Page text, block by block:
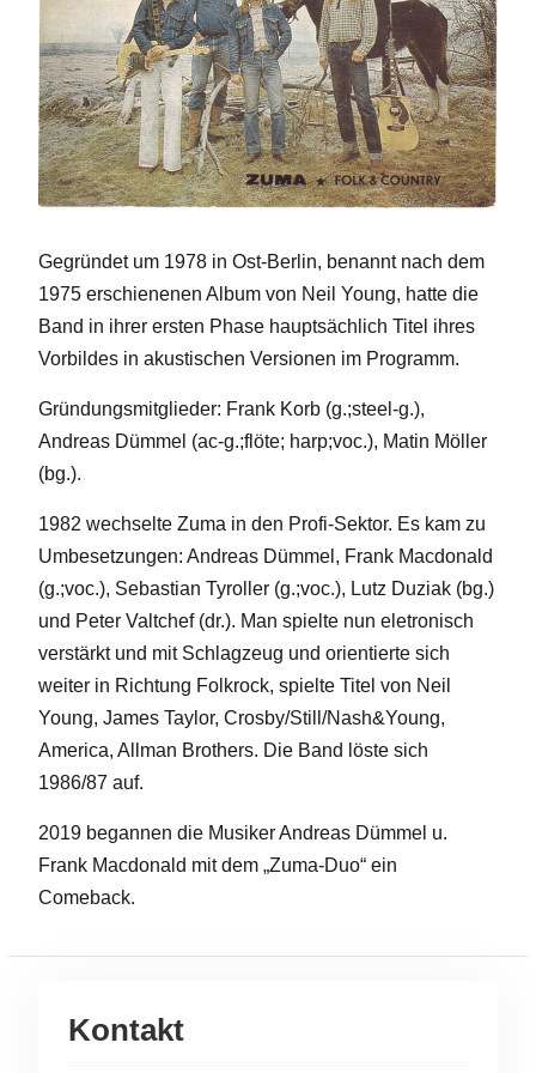
Gegründet um 1978 in Ost-Berlin, benannt nach dem
1975 erschienenen Album von Neil Young, hatte die
Band in ihrer ersten Phase hauptsächlich Titel ihres
Vorbildes in akustischen Versionen im Programm.
Gründungsmitglieder: Frank Korb (g.;steel-g.),
Andreas Dümmel (ac-g.;flöte; harp;voc.), Matin Möller
(bg.).
1982 wechselte Zuma in den Profi-Sektor. Es kam zu
Umbesetzungen: Andreas Dümmel, Frank Macdonald
(g.;voc.), Sebastian Tyroller (g.;voc.), Lutz Duziak (bg.)
und Peter Valtchef (dr.). Man spielte nun eletronisch
verstärkt und mit Schlagzeug und orientierte sich
weiter in Richtung Folkrock, spielte Titel von Neil
Young, James Taylor, Crosby/Still/Nash&Young,
America, Allman Brothers. Die Band löste sich
1986/87 auf.
2019 begannen die Musiker Andreas Dümmel u.
Frank Macdonald mit dem „Zuma-Duo“ ein
Comeback.
Kontakt